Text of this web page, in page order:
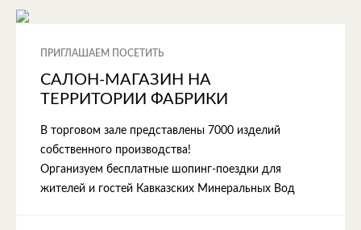
ПРИГЛАШАЕМ ПОСЕТИТЬ
САЛОН-МАГАЗИН НА
ТЕРРИТОРИИ ФАБРИКИ
В торговом зале представлены 7000 изделий
собственного производства!
Организуем бесплатные шопинг-поездки для
жителей и гостей Кавказских Минеральных Вод